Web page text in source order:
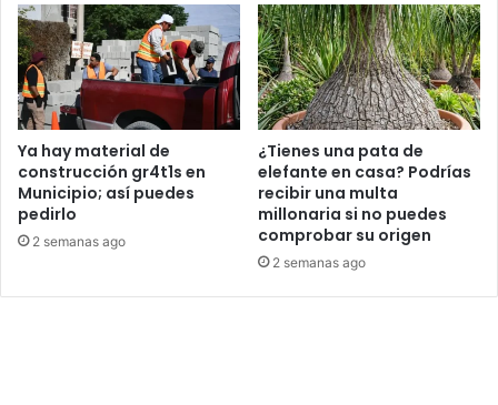
Ya hay material de
construcción gr4t1s en
Municipio; así puedes
pedirlo
2 semanas ago
¿Tienes una pata de
elefante en casa? Podrías
recibir una multa
millonaria si no puedes
comprobar su origen
2 semanas ago